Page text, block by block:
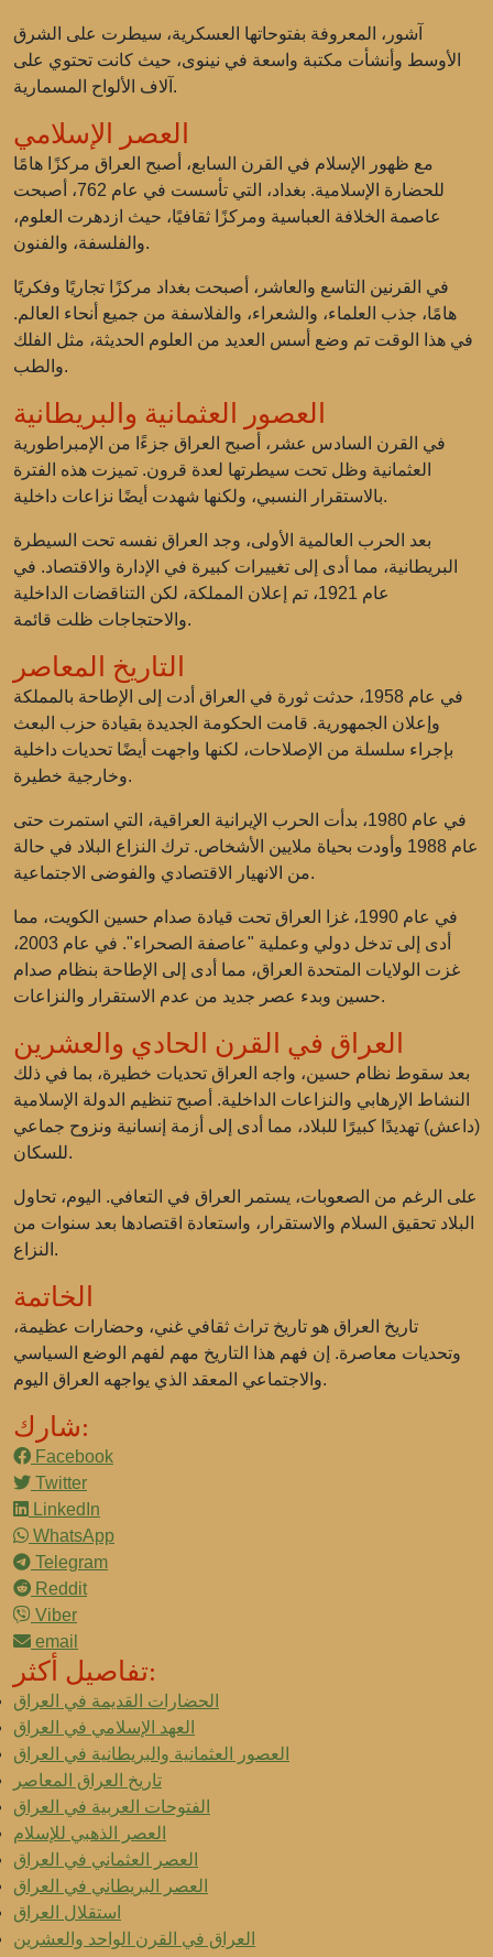
آشور، المعروفة بفتوحاتها العسكرية، سيطرت على الشرق
الأوسط وأنشأت مكتبة واسعة في نينوى، حيث كانت تحتوي على
آلاف الألواح المسمارية.
العصر الإسلامي
مع ظهور الإسلام في القرن السابع، أصبح العراق مركزًا هامًا
للحضارة الإسلامية. بغداد، التي تأسست في عام 762، أصبحت
عاصمة الخلافة العباسية ومركزًا ثقافيًا، حيث ازدهرت العلوم،
والفلسفة، والفنون.
في القرنين التاسع والعاشر، أصبحت بغداد مركزًا تجاريًا وفكريًا
هامًا، جذب العلماء، والشعراء، والفلاسفة من جميع أنحاء العالم.
في هذا الوقت تم وضع أسس العديد من العلوم الحديثة، مثل الفلك
والطب.
العصور العثمانية والبريطانية
في القرن السادس عشر، أصبح العراق جزءًا من الإمبراطورية
العثمانية وظل تحت سيطرتها لعدة قرون. تميزت هذه الفترة
بالاستقرار النسبي، ولكنها شهدت أيضًا نزاعات داخلية.
بعد الحرب العالمية الأولى، وجد العراق نفسه تحت السيطرة
البريطانية، مما أدى إلى تغييرات كبيرة في الإدارة والاقتصاد. في
عام 1921، تم إعلان المملكة، لكن التناقضات الداخلية
والاحتجاجات ظلت قائمة.
التاريخ المعاصر
في عام 1958، حدثت ثورة في العراق أدت إلى الإطاحة بالمملكة
وإعلان الجمهورية. قامت الحكومة الجديدة بقيادة حزب البعث
بإجراء سلسلة من الإصلاحات، لكنها واجهت أيضًا تحديات داخلية
وخارجية خطيرة.
في عام 1980، بدأت الحرب الإيرانية العراقية، التي استمرت حتى
عام 1988 وأودت بحياة ملايين الأشخاص. ترك النزاع البلاد في حالة
من الانهيار الاقتصادي والفوضى الاجتماعية.
في عام 1990، غزا العراق تحت قيادة صدام حسين الكويت، مما
أدى إلى تدخل دولي وعملية "عاصفة الصحراء". في عام 2003،
غزت الولايات المتحدة العراق، مما أدى إلى الإطاحة بنظام صدام
حسين وبدء عصر جديد من عدم الاستقرار والنزاعات.
العراق في القرن الحادي والعشرين
بعد سقوط نظام حسين، واجه العراق تحديات خطيرة، بما في ذلك
النشاط الإرهابي والنزاعات الداخلية. أصبح تنظيم الدولة الإسلامية
(داعش) تهديدًا كبيرًا للبلاد، مما أدى إلى أزمة إنسانية ونزوح جماعي
للسكان.
على الرغم من الصعوبات، يستمر العراق في التعافي. اليوم، تحاول
البلاد تحقيق السلام والاستقرار، واستعادة اقتصادها بعد سنوات من
النزاع.
الخاتمة
تاريخ العراق هو تاريخ تراث ثقافي غني، وحضارات عظيمة،
وتحديات معاصرة. إن فهم هذا التاريخ مهم لفهم الوضع السياسي
والاجتماعي المعقد الذي يواجهه العراق اليوم.
شارك:
Facebook
Twitter
LinkedIn
WhatsApp
Telegram
Reddit
Viber
email
تفاصيل أكثر:
الحضارات القديمة في العراق
العهد الإسلامي في العراق
العصور العثمانية والبريطانية في العراق
تاريخ العراق المعاصر
الفتوحات العربية في العراق
العصر الذهبي للإسلام
العصر العثماني في العراق
العصر البريطاني في العراق
استقلال العراق
العراق في القرن الواحد والعشرين